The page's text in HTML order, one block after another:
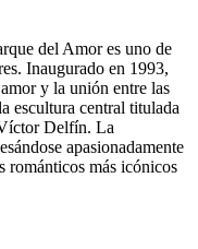
del Amor es uno de
Inaugurado en 1993,
y la unión entre las
escultura central titulada
Delfín. La
apasionadamente
románticos más icónicos